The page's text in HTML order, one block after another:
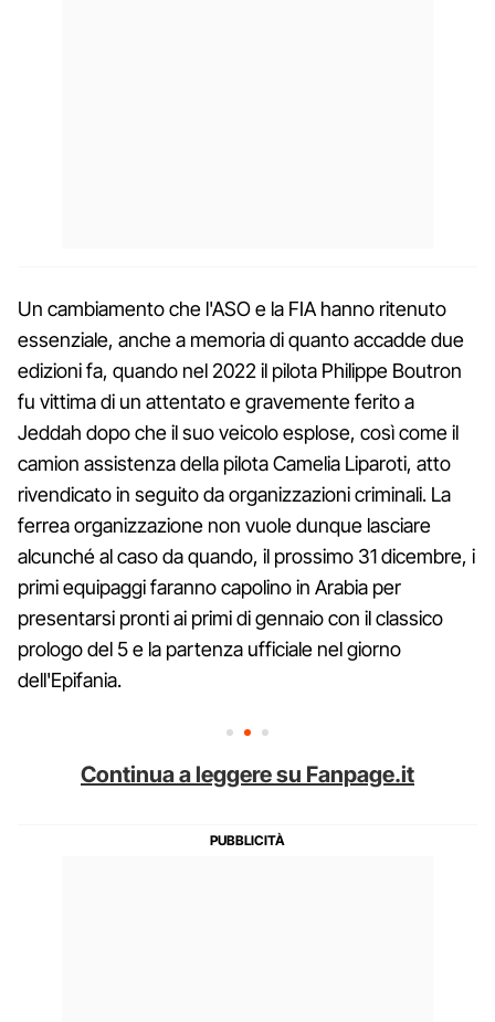
Un cambiamento che l'ASO e la FIA hanno ritenuto
essenziale, anche a memoria di quanto accadde due
edizioni fa, quando nel 2022 il pilota Philippe Boutron
fu vittima di un attentato e gravemente ferito a
Jeddah dopo che il suo veicolo esplose, così come il
camion assistenza della pilota Camelia Liparoti, atto
rivendicato in seguito da organizzazioni criminali. La
ferrea organizzazione non vuole dunque lasciare
alcunché al caso da quando, il prossimo 31 dicembre, i
primi equipaggi faranno capolino in Arabia per
presentarsi pronti ai primi di gennaio con il classico
prologo del 5 e la partenza ufficiale nel giorno
dell'Epifania.
Continua a leggere su Fanpage.it